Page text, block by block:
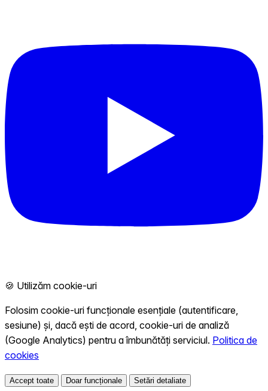
🍪 Utilizăm cookie-uri
Folosim cookie-uri funcționale esențiale (autentificare,
sesiune) și, dacă ești de acord, cookie-uri de analiză
(Google Analytics) pentru a îmbunătăți serviciul. Politica de
cookies
Accept toate Doar funcționale Setări detaliate